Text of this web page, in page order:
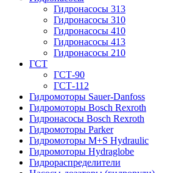
Гидронасосы 313
Гидронасосы 310
Гидронасосы 410
Гидронасосы 413
Гидронасосы 210
ГСТ
ГСТ-90
ГСТ-112
Гидромоторы Sauer-Danfoss
Гидромоторы Bosch Rexroth
Гидронасосы Bosch Rexroth
Гидромоторы Parker
Гидромоторы M+S Hydraulic
Гидромоторы Hydraglobe
Гидрораспределители